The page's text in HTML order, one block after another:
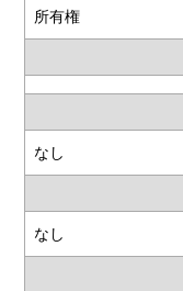
所有権
なし
なし